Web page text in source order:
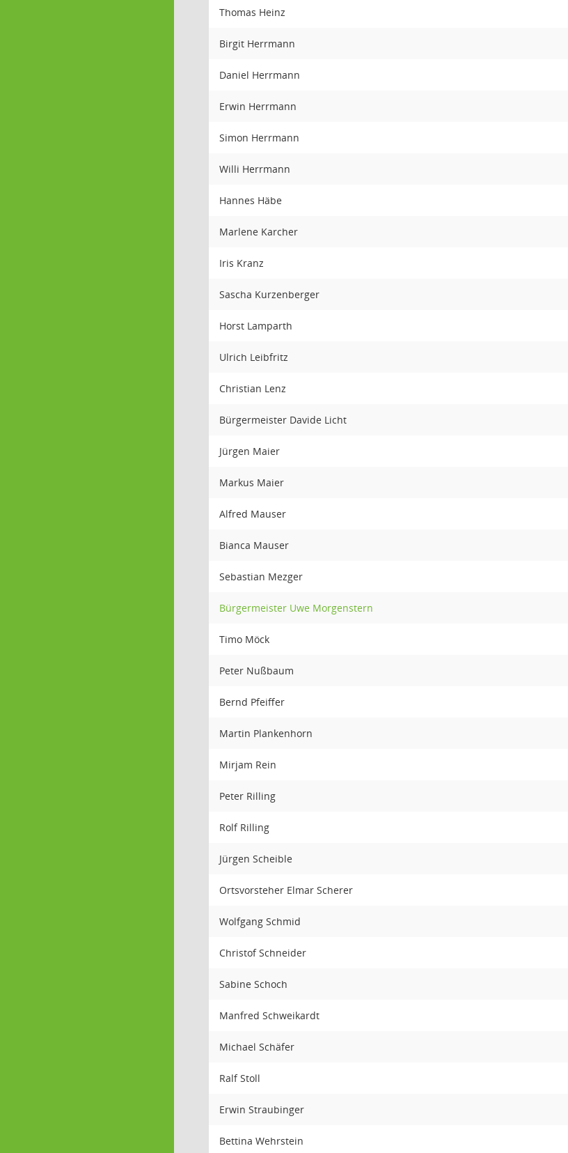
Thomas Heinz
Birgit Herrmann
Daniel Herrmann
Erwin Herrmann
Simon Herrmann
Willi Herrmann
Hannes Häbe
Marlene Karcher
Iris Kranz
Sascha Kurzenberger
Horst Lamparth
Ulrich Leibfritz
Christian Lenz
Bürgermeister Davide Licht
Jürgen Maier
Markus Maier
Alfred Mauser
Bianca Mauser
Sebastian Mezger
Bürgermeister Uwe Morgenstern
Timo Möck
Peter Nußbaum
Bernd Pfeiffer
Martin Plankenhorn
Mirjam Rein
Peter Rilling
Rolf Rilling
Jürgen Scheible
Ortsvorsteher Elmar Scherer
Wolfgang Schmid
Christof Schneider
Sabine Schoch
Manfred Schweikardt
Michael Schäfer
Ralf Stoll
Erwin Straubinger
Bettina Wehrstein